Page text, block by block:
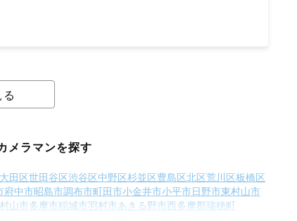
メラマンを探す
大田区世田谷区渋谷区中野区杉並区豊島区北区荒川区板橋区
府中市昭島市調布市町田市小金井市小平市日野市東村山市
山市多摩市稲城市羽村市あきる野市西多摩郡瑞穂町